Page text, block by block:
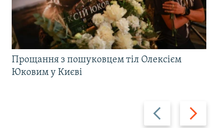
Назад Вперед
Прощання з пошуковцем тіл Олексієм
Юковим у Києві